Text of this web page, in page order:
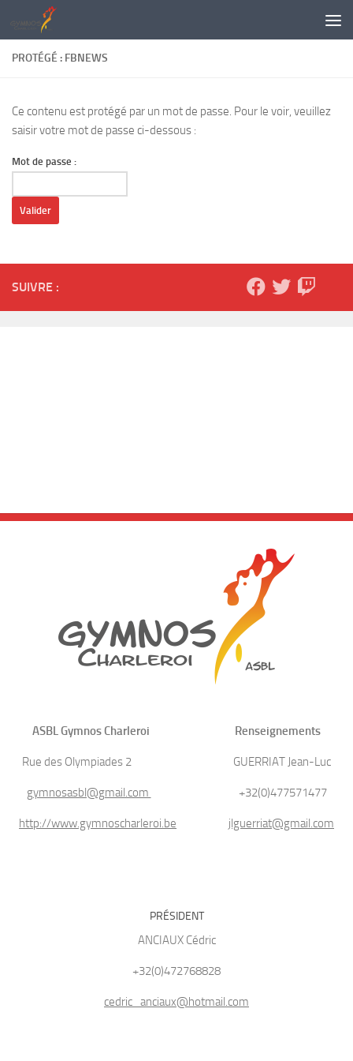
Skip to content
PROTÉGÉ : FBNEWS
Ce contenu est protégé par un mot de passe. Pour le voir, veuillez
saisir votre mot de passe ci-dessous :
Mot de passe :
SUIVRE :
ASBL Gymnos Charleroi Renseignements
Rue des Olympiades 2 GUERRIAT Jean-Luc
gymnosasbl@gmail.com +32(0)477571477
http://www.gymnoscharleroi.be jlguerriat@gmail.com
PRÉSIDENT
ANCIAUX Cédric
+32(0)472768828
cedric_anciaux@hotmail.com